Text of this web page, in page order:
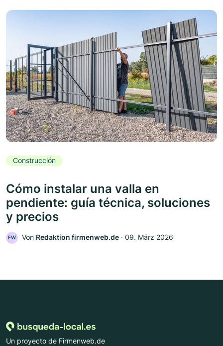
Construcción
Cómo instalar una valla en
pendiente: guía técnica, soluciones
y precios
FW Von Redaktion firmenweb.de ‧ 09. März 2026
Un proyecto de Firmenweb.de